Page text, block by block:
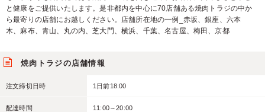
と健康をご提供いたします。是非都内を中心に70店舗ある焼肉トラジの中か
ら最寄りの店舗にお越しください。店舗所在地の一例_赤坂、銀座、六本
木、麻布、青山、丸の内、芝大門、横浜、千葉、名古屋、梅田、京都
焼肉トラジの店舗情報
注文締切日時 1日前18:00
配達時間 11:00～20:00